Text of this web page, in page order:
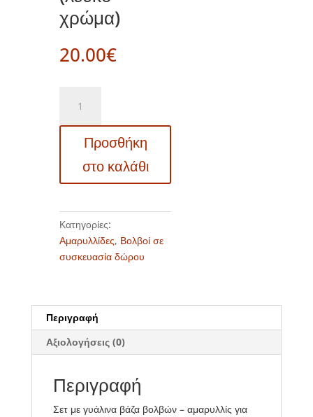
χρώμα)
20.00€
νερό
(λευκό
Προσθήκη
στο καλάθι
Κατηγορίες:
Αμαρυλλίδες, Βολβοί σε
συσκευασία δώρου
Περιγραφή
Αξιολογήσεις (0)
Περιγραφή
Σετ με γυάλινα βάζα βολβών – αμαρυλλίς για